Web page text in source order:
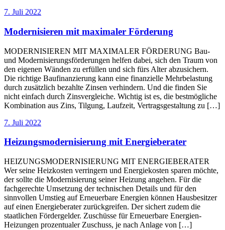
7. Juli 2022
Modernisieren mit maximaler Förderung
MODERNISIEREN MIT MAXIMALER FÖRDERUNG Bau-
und Modernisierungsförderungen helfen dabei, sich den Traum von
den eigenen Wänden zu erfüllen und sich fürs Alter abzusichern.
Die richtige Baufinanzierung kann eine finanzielle Mehrbelastung
durch zusätzlich bezahlte Zinsen verhindern. Und die finden Sie
nicht einfach durch Zinsvergleiche. Wichtig ist es, die bestmögliche
Kombination aus Zins, Tilgung, Laufzeit, Vertragsgestaltung zu […]
7. Juli 2022
Heizungsmodernisierung mit Energieberater
HEIZUNGSMODERNISIERUNG MIT ENERGIEBERATER
Wer seine Heizkosten verringern und Energiekosten sparen möchte,
der sollte die Modernisierung seiner Heizung angehen. Für die
fachgerechte Umsetzung der technischen Details und für den
sinnvollen Umstieg auf Erneuerbare Energien können Hausbesitzer
auf einen Energieberater zurückgreifen. Der sichert zudem die
staatlichen Fördergelder. Zuschüsse für Erneuerbare Energien-
Heizungen prozentualer Zuschuss, je nach Anlage von […]